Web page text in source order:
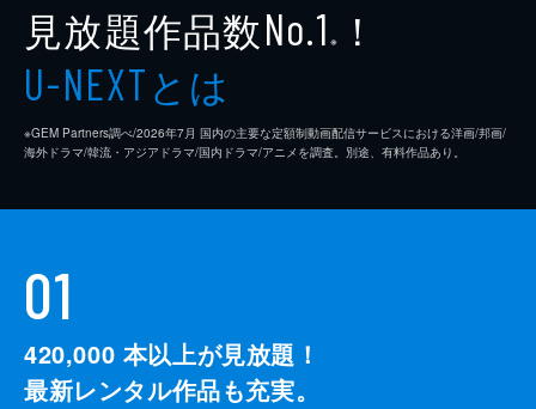
見放題作品数No.1 ※ ！
U-NEXTとは
※GEM Partners調べ/2026年7⽉ 国内の主要な定額制動画配信サービスにおける洋画/邦画/
海外ドラマ/韓流・アジアドラマ/国内ドラマ/アニメを調査。別途、有料作品あり。
01
420,000 本以上が見放題！
最新レンタル作品も充実。